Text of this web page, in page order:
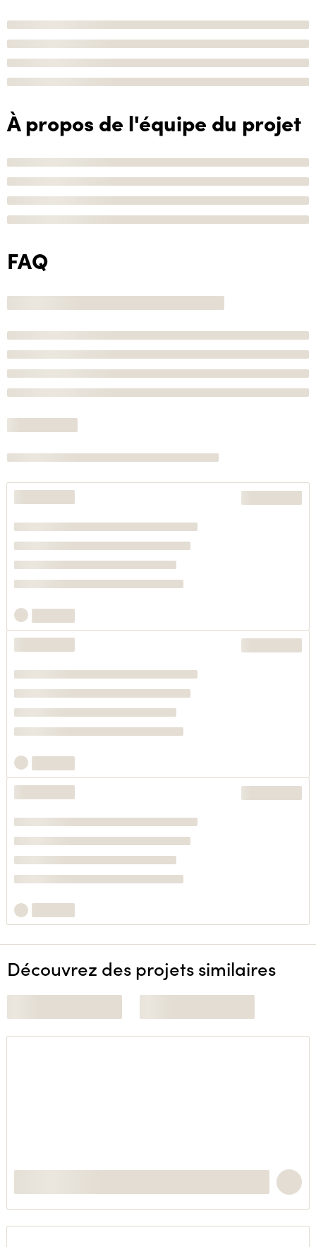
À propos de l'équipe du projet
FAQ
Découvrez des projets similaires